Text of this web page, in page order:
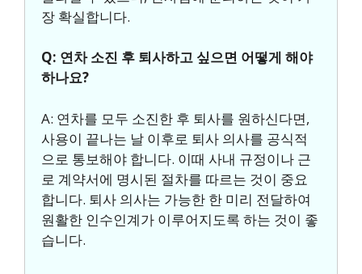
장 확실합니다.
Q: 연차 소진 후 퇴사하고 싶으면 어떻게 해야
하나요?
A: 연차를 모두 소진한 후 퇴사를 원하신다면,
사용이 끝나는 날 이후로 퇴사 의사를 공식적
으로 통보해야 합니다. 이때 사내 규정이나 근
로 계약서에 명시된 절차를 따르는 것이 중요
합니다. 퇴사 의사는 가능한 한 미리 전달하여
원활한 인수인계가 이루어지도록 하는 것이 좋
습니다.